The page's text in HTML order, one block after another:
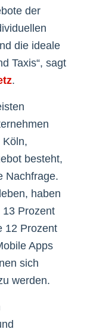
der
die ideale
Taxis“, sagt
.
Köln,
besteht,
Nachfrage.
haben
13 Prozent
12 Prozent
Apps
sich
werden.